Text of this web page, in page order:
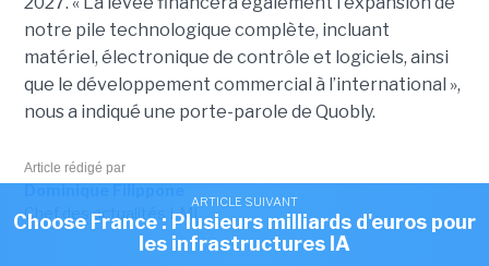
notre pile technologique complète, incluant
matériel, électronique de contrôle et logiciels, ainsi
que le développement commercial à l’international »,
nous a indiqué une porte-parole de Quobly.
Article rédigé par
Chef des actualités LMI
ARTICLE SUIVANT
Choose France : Plusieurs milliards d'euros pour
les infrastructures IA